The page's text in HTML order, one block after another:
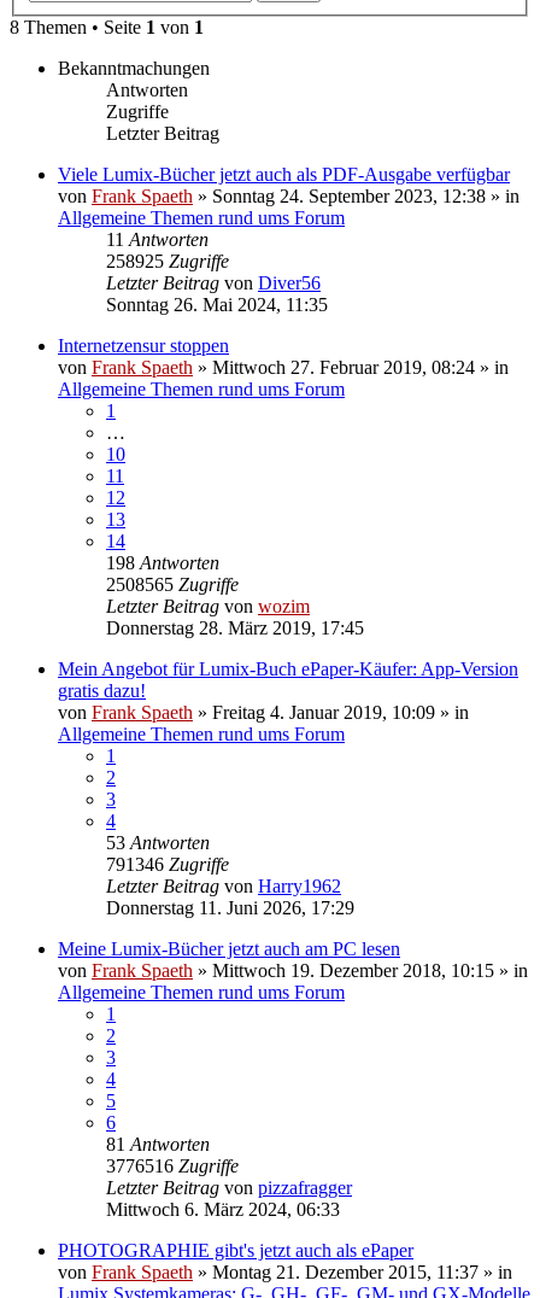
8 Themen • Seite 1 von 1
Bekanntmachungen
Antworten
Zugriffe
Letzter Beitrag
Viele Lumix-Bücher jetzt auch als PDF-Ausgabe verfügbar
von Frank Spaeth » Sonntag 24. September 2023, 12:38 » in
Allgemeine Themen rund ums Forum
11 Antworten
258925 Zugriffe
Letzter Beitrag von Diver56
Sonntag 26. Mai 2024, 11:35
Internetzensur stoppen
von Frank Spaeth » Mittwoch 27. Februar 2019, 08:24 » in
Allgemeine Themen rund ums Forum
1
…
10
11
12
13
14
198 Antworten
2508565 Zugriffe
Letzter Beitrag von wozim
Donnerstag 28. März 2019, 17:45
Mein Angebot für Lumix-Buch ePaper-Käufer: App-Version
gratis dazu!
von Frank Spaeth » Freitag 4. Januar 2019, 10:09 » in
Allgemeine Themen rund ums Forum
1
2
3
4
53 Antworten
791346 Zugriffe
Letzter Beitrag von Harry1962
Donnerstag 11. Juni 2026, 17:29
Meine Lumix-Bücher jetzt auch am PC lesen
von Frank Spaeth » Mittwoch 19. Dezember 2018, 10:15 » in
Allgemeine Themen rund ums Forum
1
2
3
4
5
6
81 Antworten
3776516 Zugriffe
Letzter Beitrag von pizzafragger
Mittwoch 6. März 2024, 06:33
PHOTOGRAPHIE gibt's jetzt auch als ePaper
von Frank Spaeth » Montag 21. Dezember 2015, 11:37 » in
Lumix Systemkameras: G-, GH-, GF-, GM- und GX-Modelle